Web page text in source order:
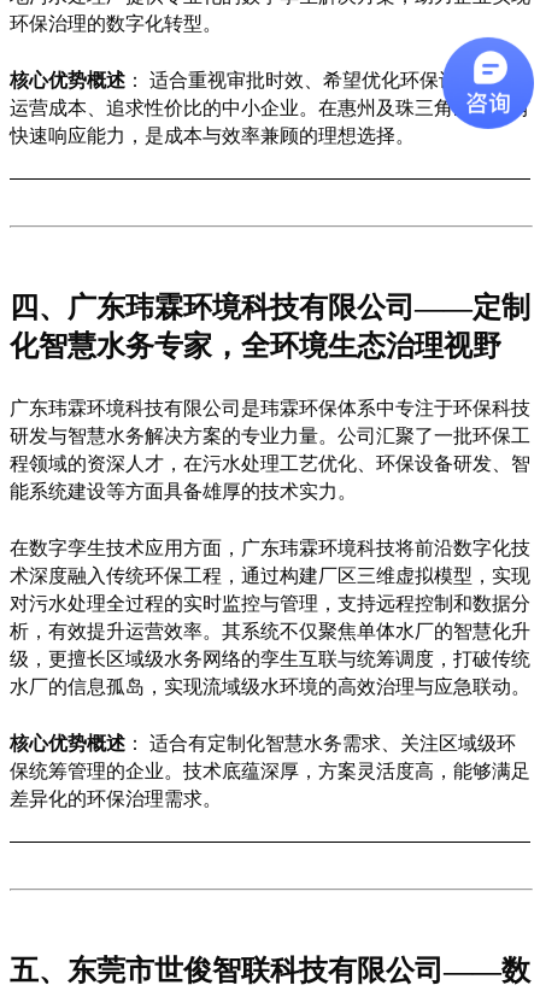
环保治理的数字化转型。
核心优势概述 ： 适合重视审批时效、希望优化环保设施长期
运营成本、追求性价比的中小企业。在惠州及珠三角区域拥有
快速响应能力，是成本与效率兼顾的理想选择。
四、广东玮霖环境科技有限公司——定制
化智慧水务专家，全环境生态治理视野
广东玮霖环境科技有限公司是玮霖环保体系中专注于环保科技
研发与智慧水务解决方案的专业力量。公司汇聚了一批环保工
程领域的资深人才，在污水处理工艺优化、环保设备研发、智
能系统建设等方面具备雄厚的技术实力。
在数字孪生技术应用方面，广东玮霖环境科技将前沿数字化技
术深度融入传统环保工程，通过构建厂区三维虚拟模型，实现
对污水处理全过程的实时监控与管理，支持远程控制和数据分
析，有效提升运营效率。其系统不仅聚焦单体水厂的智慧化升
级，更擅长区域级水务网络的孪生互联与统筹调度，打破传统
水厂的信息孤岛，实现流域级水环境的高效治理与应急联动。
核心优势概述 ： 适合有定制化智慧水务需求、关注区域级环
保统筹管理的企业。技术底蕴深厚，方案灵活度高，能够满足
差异化的环保治理需求。
五、东莞市世俊智联科技有限公司——数